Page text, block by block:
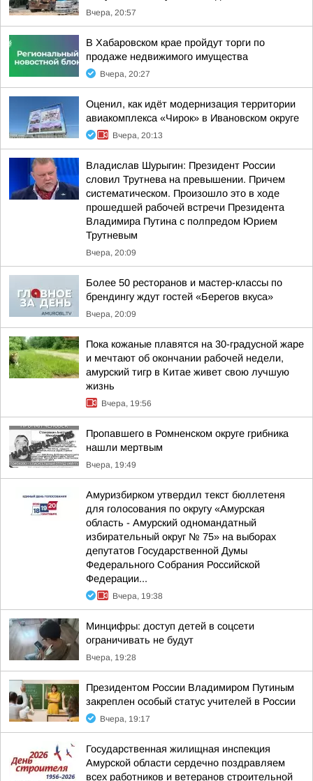
Вчера, 20:57
В Хабаровском крае пройдут торги по
продаже недвижимого имущества
Вчера, 20:27
Оценил, как идёт модернизация территории
авиакомплекса «Чирок» в Ивановском округе
Вчера, 20:13
Владислав Шурыгин: Президент России
словил Трутнева на превышении. Причем
систематическом. Произошло это в ходе
прошедшей рабочей встречи Президента
Владимира Путина с полпредом Юрием
Трутневым
Вчера, 20:09
Более 50 ресторанов и мастер-классы по
брендингу ждут гостей «Берегов вкуса»
Вчера, 20:09
Пока кожаные плавятся на 30-градусной жаре
и мечтают об окончании рабочей недели,
амурский тигр в Китае живет свою лучшую
жизнь
Вчера, 19:56
Пропавшего в Ромненском округе грибника
нашли мертвым
Вчера, 19:49
Амуризбирком утвердил текст бюллетеня
для голосования по округу «Амурская
область - Амурский одномандатный
избирательный округ № 75» на выборах
депутатов Государственной Думы
Федерального Собрания Российской
Федерации...
Вчера, 19:38
Минцифры: доступ детей в соцсети
ограничивать не будут
Вчера, 19:28
Президентом России Владимиром Путиным
закреплен особый статус учителей в России
Вчера, 19:17
Государственная жилищная инспекция
Амурской области сердечно поздравляем
всех работников и ветеранов строительной